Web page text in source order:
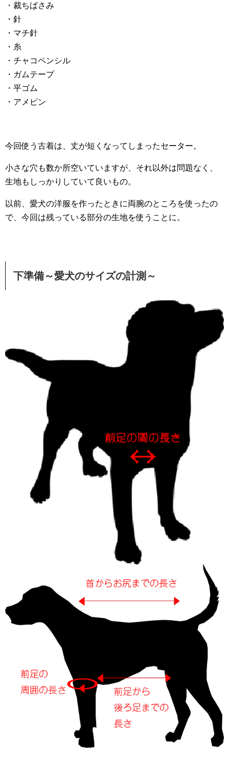
・裁ちばさみ
・針
・マチ針
・糸
・チャコペンシル
・ガムテープ
・平ゴム
・アメピン
今回使う古着は、丈が短くなってしまったセーター。
小さな穴も数か所空いていますが、それ以外は問題なく、
生地もしっかりしていて良いもの。
以前、愛犬の洋服を作ったときに両腕のところを使ったの
で、今回は残っている部分の生地を使うことに。
下準備～愛犬のサイズの計測～